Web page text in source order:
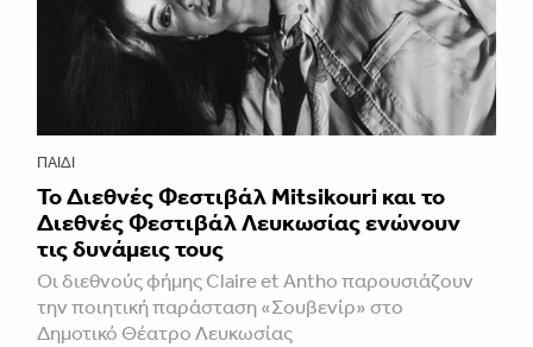
ΠΑΙΔΊ
Το Διεθνές Φεστιβάλ Mitsikouri και το
Διεθνές Φεστιβάλ Λευκωσίας ενώνουν
τις δυνάμεις τους
Οι διεθνούς φήμης Claire et Antho παρουσιάζουν
την ποιητική παράσταση «Σουβενίρ» στο
Δημοτικό Θέατρο Λευκωσίας